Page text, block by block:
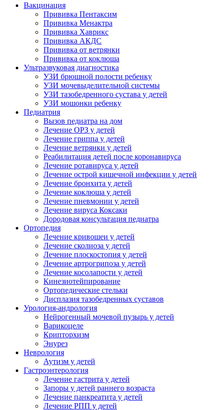
Вакцинация
Прививка Пентаксим
Прививка Менактра
Прививка Хаврикс
Прививка АКДС
Прививка от ветрянки
Прививка от коклюша
Ультразвуковая диагностика
УЗИ брюшной полости ребенку
УЗИ мочевыделительной системы
УЗИ тазобедренного сустава у детей
УЗИ мошонки ребенку
Педиатрия
Вызов педиатра на дом
Лечение ОРЗ у детей
Лечение гриппа у детей
Лечение ветрянки у детей
Реабилитация детей после коронавируса
Лечение ротавируса у детей
Лечение острой кишечной инфекции у детей
Лечение бронхита у детей
Лечение коклюша у детей
Лечение пневмонии у детей
Лечение вируса Коксаки
Дородовая консультация педиатра
Ортопедия
Лечение кривошеи у детей
Лечение сколиоза у детей
Лечение плоскостопия у детей
Лечение артрогрипоза у детей
Лечение косолапости у детей
Кинезиотейпирование
Ортопедические стельки
Дисплазия тазобедренных суставов
Урология-андрология
Нейрогенный мочевой пузырь у детей
Варикоцеле
Крипторхизм
Энурез
Неврология
Аутизм у детей
Гастроэнтерология
Лечение гастрита у детей
Запоры у детей раннего возраста
Лечение панкреатита у детей
Лечение РПП у детей